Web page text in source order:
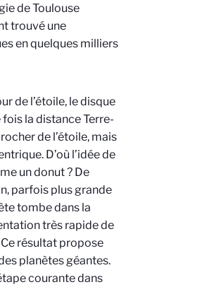
de Toulouse
trouvé une
en quelques milliers
de l’étoile, le disque
la distance Terre-
de l’étoile, mais
D’où l’idée de
un donut ? De
parfois plus grande
tombe dans la
très rapide de
résultat propose
planètes géantes.
courante dans